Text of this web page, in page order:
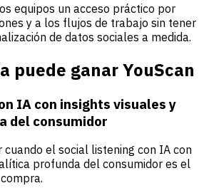
equipos un acceso práctico por
y a los flujos de trabajo sin tener
de datos sociales a medida.
puede ganar YouScan
IA con insights visuales y
del consumidor
cuando el social listening con IA con
profunda del consumidor es el